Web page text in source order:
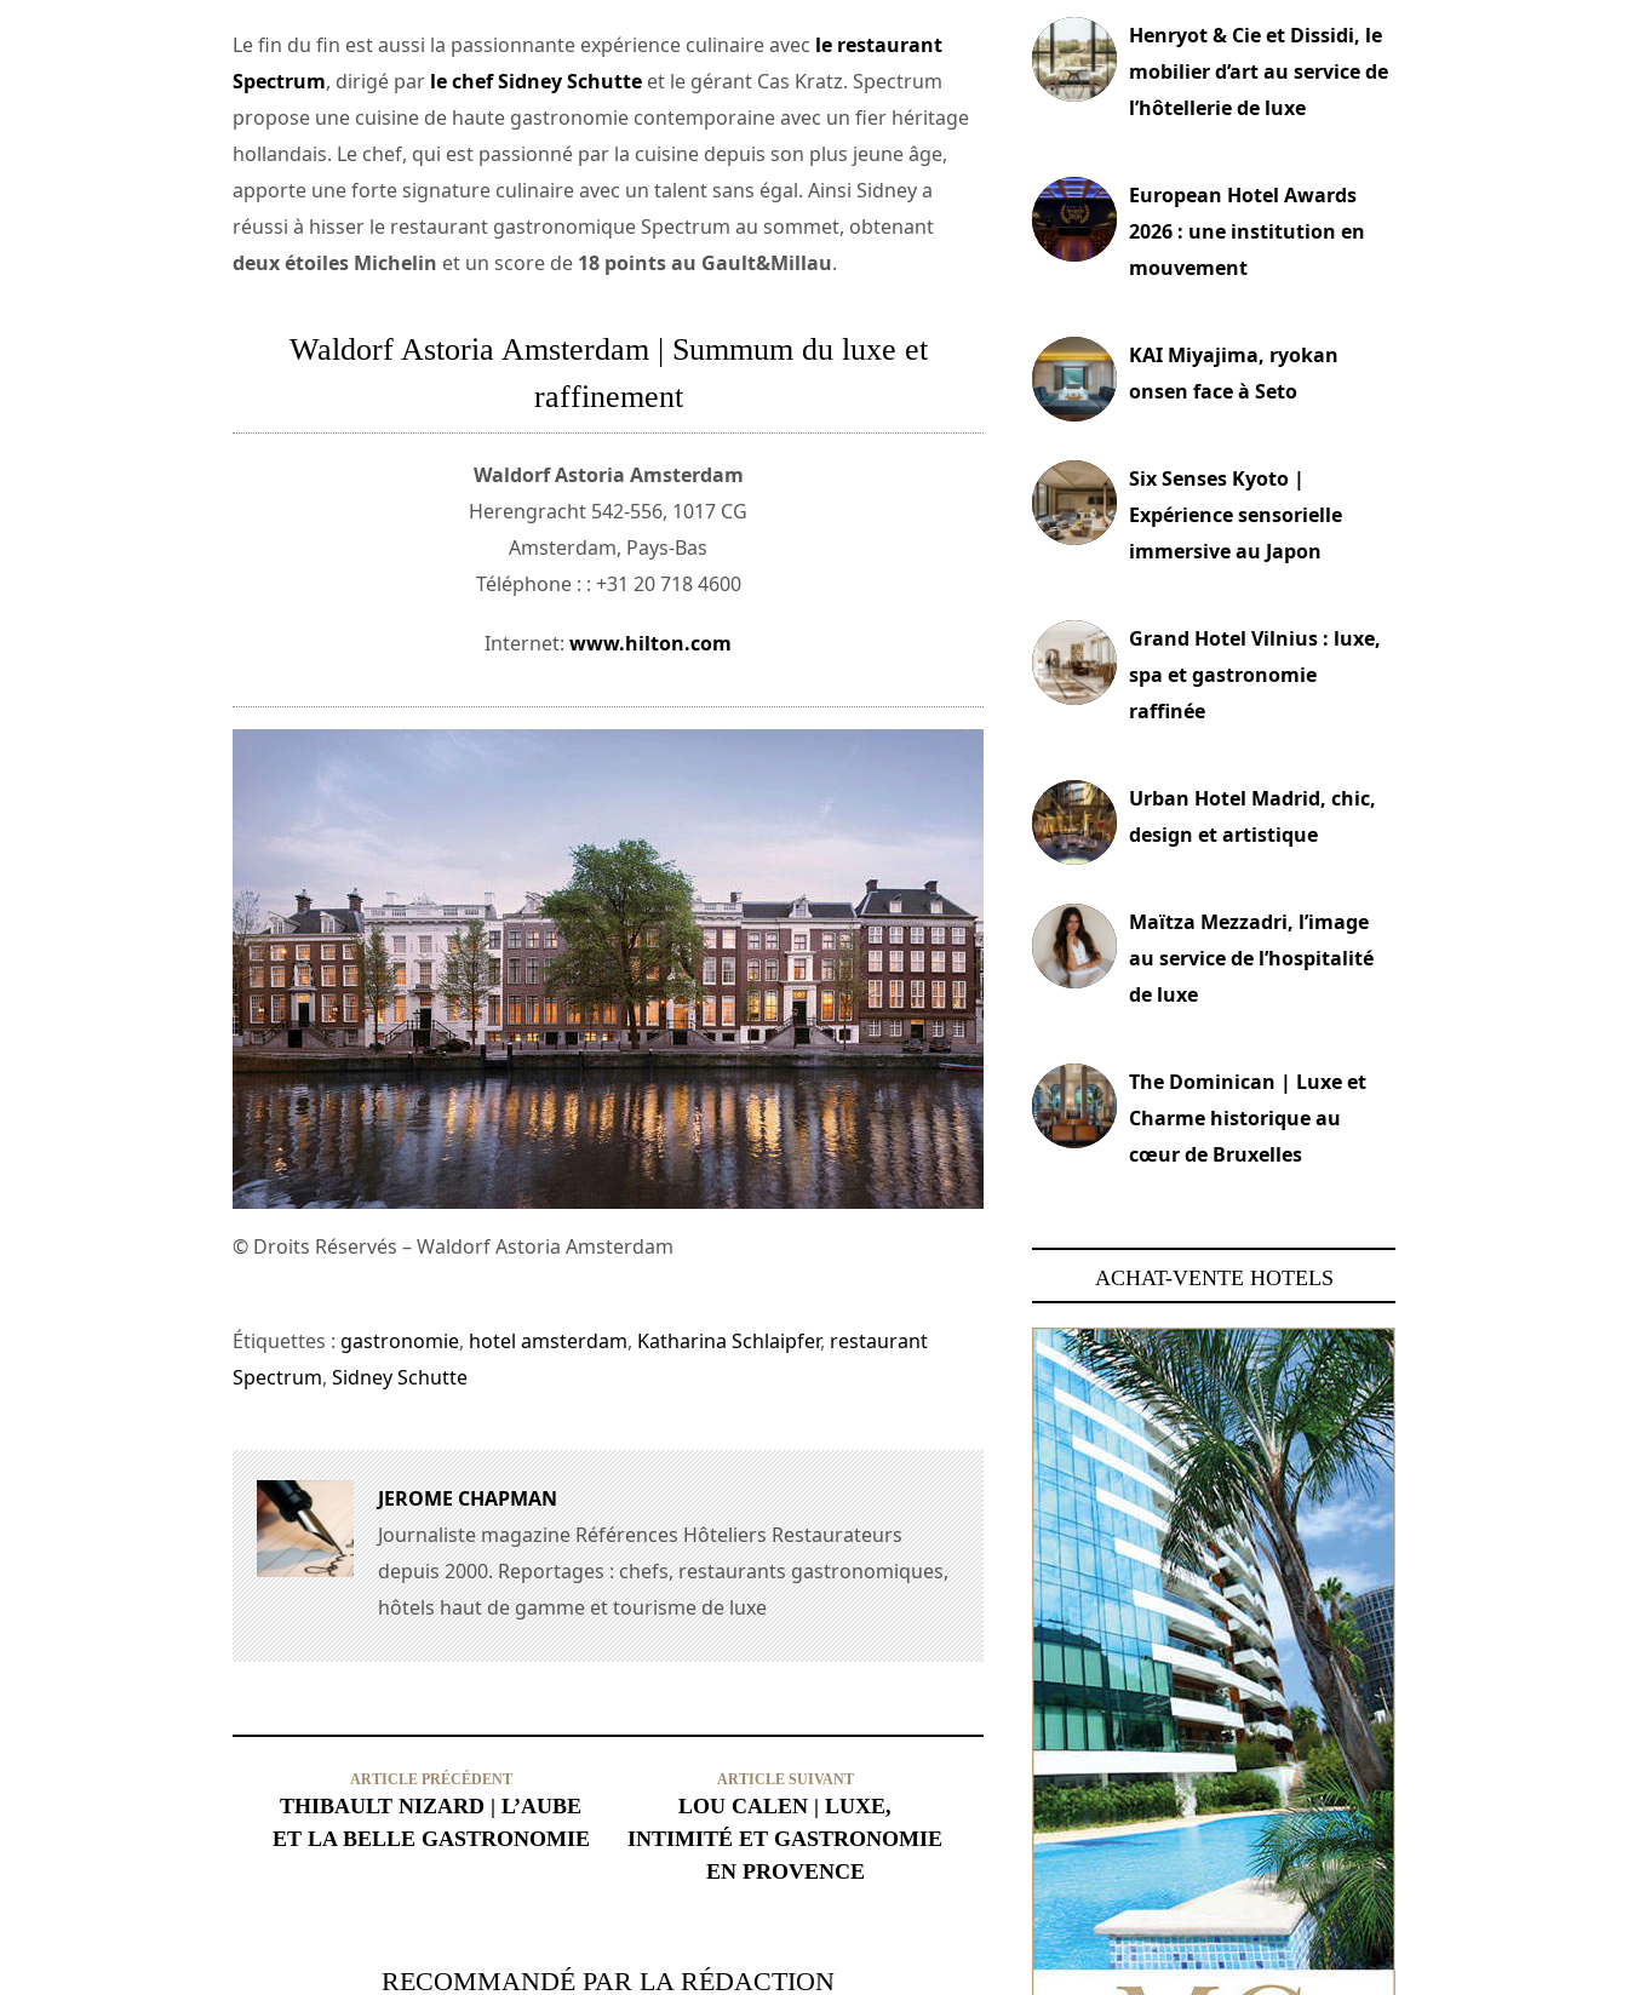
Le fin du fin est aussi la passionnante expérience culinaire avec le restaurant
Spectrum, dirigé par le chef Sidney Schutte et le gérant Cas Kratz. Spectrum
propose une cuisine de haute gastronomie contemporaine avec un fier héritage
hollandais. Le chef, qui est passionné par la cuisine depuis son plus jeune âge,
apporte une forte signature culinaire avec un talent sans égal. Ainsi Sidney a
réussi à hisser le restaurant gastronomique Spectrum au sommet, obtenant
deux étoiles Michelin et un score de 18 points au Gault&Millau.
Waldorf Astoria Amsterdam | Summum du luxe et
raffinement
Waldorf Astoria Amsterdam
Herengracht 542-556, 1017 CG
Amsterdam, Pays-Bas
Téléphone : : +31 20 718 4600
Internet: www.hilton.com
© Droits Réservés – Waldorf Astoria Amsterdam
Étiquettes : gastronomie, hotel amsterdam, Katharina Schlaipfer, restaurant
Spectrum, Sidney Schutte
JEROME CHAPMAN
Journaliste magazine Références Hôteliers Restaurateurs
depuis 2000. Reportages : chefs, restaurants gastronomiques,
hôtels haut de gamme et tourisme de luxe
ARTICLE PRÉCÉDENT
THIBAULT NIZARD | L’AUBE
ET LA BELLE GASTRONOMIE
ARTICLE SUIVANT
LOU CALEN | LUXE,
INTIMITÉ ET GASTRONOMIE
EN PROVENCE
RECOMMANDÉ PAR LA RÉDACTION
Henryot & Cie et Dissidi, le
mobilier d’art au service de
l’hôtellerie de luxe
European Hotel Awards
2026 : une institution en
mouvement
KAI Miyajima, ryokan
onsen face à Seto
Six Senses Kyoto |
Expérience sensorielle
immersive au Japon
Grand Hotel Vilnius : luxe,
spa et gastronomie
raffinée
Urban Hotel Madrid, chic,
design et artistique
Maïtza Mezzadri, l’image
au service de l’hospitalité
de luxe
The Dominican | Luxe et
Charme historique au
cœur de Bruxelles
ACHAT-VENTE HOTELS